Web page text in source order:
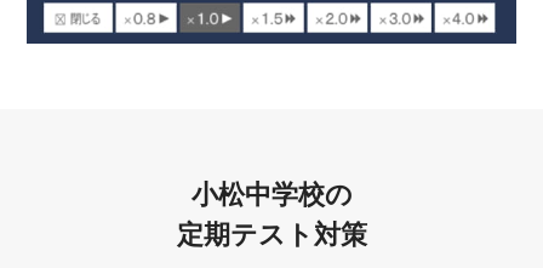
小松中学校の
定期テスト対策